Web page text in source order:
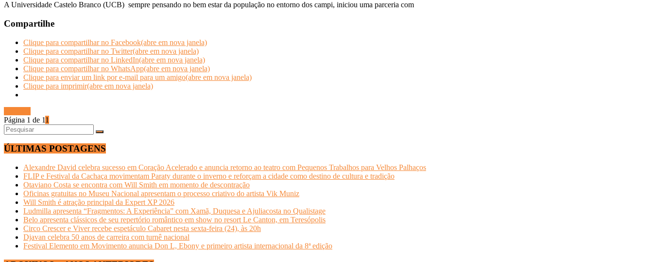
A Universidade Castelo Branco (UCB) sempre pensando no bem estar da população no entorno dos campi, iniciou uma parceria com
Compartilhe
Clique para compartilhar no Facebook(abre em nova janela)
Clique para compartilhar no Twitter(abre em nova janela)
Clique para compartilhar no LinkedIn(abre em nova janela)
Clique para compartilhar no WhatsApp(abre em nova janela)
Clique para enviar um link por e-mail para um amigo(abre em nova janela)
Clique para imprimir(abre em nova janela)
Página 1 de 11
ÚLTIMAS POSTAGENS
Alexandre David celebra sucesso em Coração Acelerado e anuncia retorno ao teatro com Pequenos Trabalhos para Velhos Palhaços
FLIP e Festival da Cachaça movimentam Paraty durante o inverno e reforçam a cidade como destino de cultura e tradição
Otaviano Costa se encontra com Will Smith em momento de descontração
Oficinas gratuitas no Museu Nacional apresentam o processo criativo do artista Vik Muniz
Will Smith é atração principal da Expert XP 2026
Ludmilla apresenta “Fragmentos: A Experiência” com Xamã, Duquesa e Ajuliacosta no Qualistage
Belo apresenta clássicos de seu repertório romântico em show no resort Le Canton, em Teresópolis
Circo Crescer e Viver recebe espetáculo Cabaret nesta sexta-feira (24), às 20h
Djavan celebra 50 anos de carreira com turnê nacional
Festival Elemento em Movimento anuncia Don L, Ebony e primeiro artista internacional da 8ª edição